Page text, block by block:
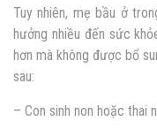
Tuy nhiên, mẹ bầu ở
hưởng nhiều đến sức
hơn mà không được bổ
sau:
– Con sinh non hoặc thai